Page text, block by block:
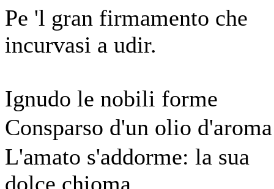
Pe 'l gran firmamento che
incurvasi a udir.
Ignudo le nobili forme
Consparso d'un olio
L'amato s'addorme: la sua
dolce chioma